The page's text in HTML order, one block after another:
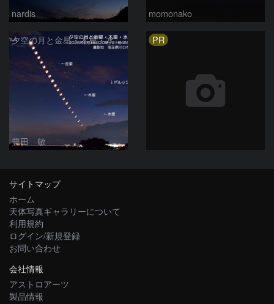
nardis momonako
夕空の月と金星・木星・水星の接近 2026/6/18
豊田 敏
PR
サイトマップ
ホーム
天体写真ギャラリーについて
利用規約
ログイン/新規登録
お問い合わせ
会社情報
アストロアーツ
製品情報